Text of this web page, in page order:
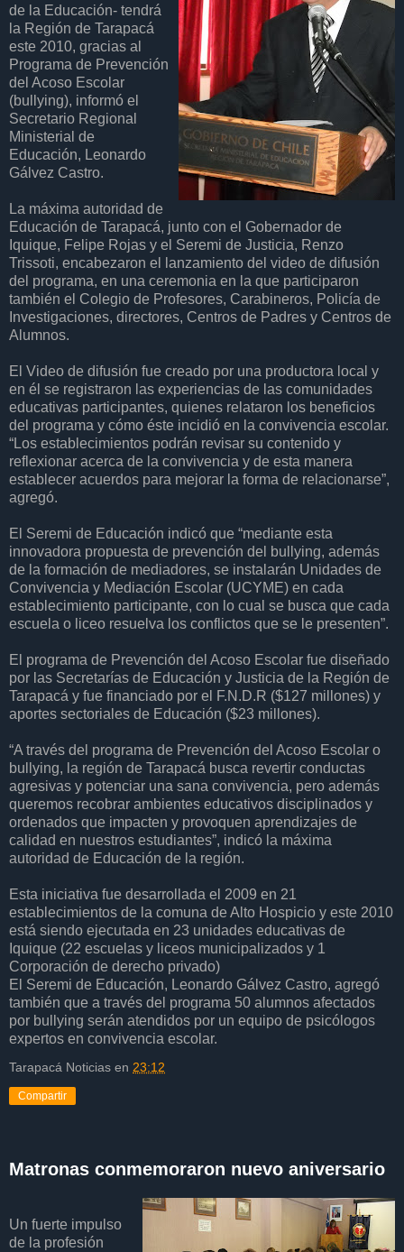
de la Educación- tendrá
la Región de Tarapacá
este 2010, gracias al
Programa de Prevención
del Acoso Escolar
(bullying), informó el
Secretario Regional
Ministerial de
Educación, Leonardo
Gálvez Castro.
La máxima autoridad de
Educación de Tarapacá, junto con el Gobernador de
Iquique, Felipe Rojas y el Seremi de Justicia, Renzo
Trissoti, encabezaron el lanzamiento del video de difusión
del programa, en una ceremonia en la que participaron
también el Colegio de Profesores, Carabineros, Policía de
Investigaciones, directores, Centros de Padres y Centros de
Alumnos.
El Video de difusión fue creado por una productora local y
en él se registraron las experiencias de las comunidades
educativas participantes, quienes relataron los beneficios
del programa y cómo éste incidió en la convivencia escolar.
“Los establecimientos podrán revisar su contenido y
reflexionar acerca de la convivencia y de esta manera
establecer acuerdos para mejorar la forma de relacionarse”,
agregó.
El Seremi de Educación indicó que “mediante esta
innovadora propuesta de prevención del bullying, además
de la formación de mediadores, se instalarán Unidades de
Convivencia y Mediación Escolar (UCYME) en cada
establecimiento participante, con lo cual se busca que cada
escuela o liceo resuelva los conflictos que se le presenten”.
El programa de Prevención del Acoso Escolar fue diseñado
por las Secretarías de Educación y Justicia de la Región de
Tarapacá y fue financiado por el F.N.D.R ($127 millones) y
aportes sectoriales de Educación ($23 millones).
“A través del programa de Prevención del Acoso Escolar o
bullying, la región de Tarapacá busca revertir conductas
agresivas y potenciar una sana convivencia, pero además
queremos recobrar ambientes educativos disciplinados y
ordenados que impacten y provoquen aprendizajes de
calidad en nuestros estudiantes”, indicó la máxima
autoridad de Educación de la región.
Esta iniciativa fue desarrollada el 2009 en 21
establecimientos de la comuna de Alto Hospicio y este 2010
está siendo ejecutada en 23 unidades educativas de
Iquique (22 escuelas y liceos municipalizados y 1
Corporación de derecho privado)
El Seremi de Educación, Leonardo Gálvez Castro, agregó
también que a través del programa 50 alumnos afectados
por bullying serán atendidos por un equipo de psicólogos
expertos en convivencia escolar.
Tarapacá Noticias en 23:12
Compartir
Matronas conmemoraron nuevo aniversario
Un fuerte impulso
de la profesión